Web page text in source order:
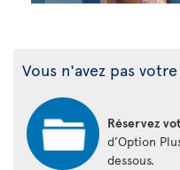
Vous n'avez pas
Réservez
d’Option
dessous.